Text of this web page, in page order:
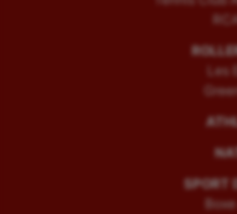
SPORT